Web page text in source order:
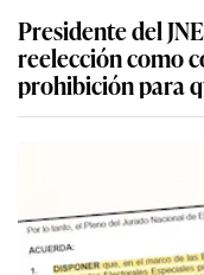
Presidente del
reelección como
prohibición para